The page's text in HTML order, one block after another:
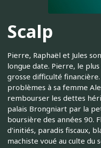
Scalp
Pierre, Raphaël et Jules
longue date. Pierre, le
grosse difficulté
problèmes à sa femme
rembourser les dettes
palais Brongniart par la
boursière des années 90.
d'initiés, paradis fiscaux,
machiste voué au culte du